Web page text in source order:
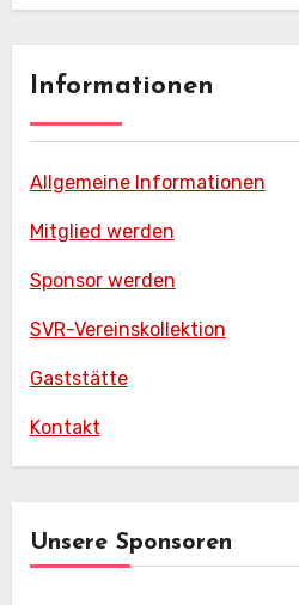
Informationen
Allgemeine Informationen
Mitglied werden
Sponsor werden
SVR-Vereinskollektion
Gaststätte
Kontakt
Unsere Sponsoren